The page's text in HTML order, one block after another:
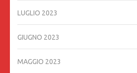
LUGLIO 2023
GIUGNO 2023
MAGGIO 2023